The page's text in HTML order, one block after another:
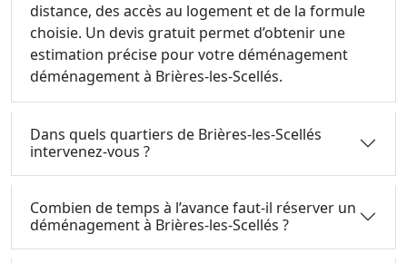
distance, des accès au logement et de la formule
choisie. Un devis gratuit permet d’obtenir une
estimation précise pour votre déménagement
déménagement à Brières-les-Scellés.
Dans quels quartiers de Brières-les-Scellés
intervenez-vous ?
Combien de temps à l’avance faut-il réserver un
déménagement à Brières-les-Scellés ?